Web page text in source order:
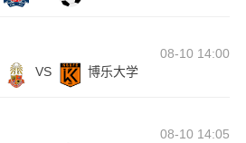
08-10 14:00
VS 博乐大学
08-10 14:05